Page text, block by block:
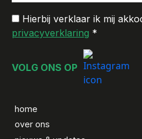
Hierbij verklaar ik mij
privacyverklaring *
VOLG ONS OP
home
over ons